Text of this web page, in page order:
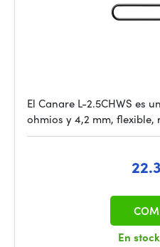
El Canare L-2.5CHWS es
ohmios y 4,2 mm, flexible,
En stock